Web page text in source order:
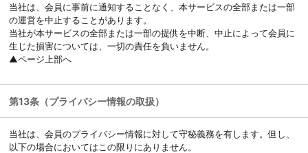
当社は、会員に事前に通知することなく、本サービスの全部または一部
の運営を中止することがあります。
当社が本サービスの全部または一部の提供を中断、中止によって会員に
生じた損害については、一切の責任を負いません。
▲ページ上部へ
第13条（プライバシー情報の取扱）
当社は、会員のプライバシー情報に対して守秘義務を有します。但し、
以下の場合においてはこの限りにありません。